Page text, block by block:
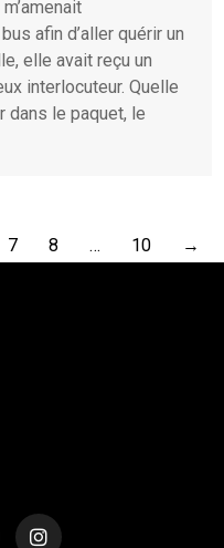
afin d’aller quérir un
elle avait reçu un
interlocuteur. Quelle
dans le paquet, le
7 8 … 10 →